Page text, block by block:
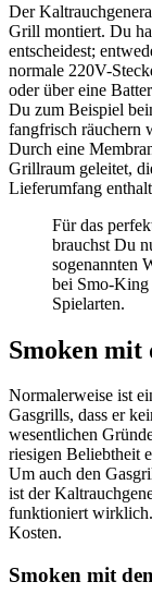
Der
Grill montiert. Du
entscheidest;
normale 220V-
oder über eine
Du zum Beispiel
fangfrisch räuchern
Durch eine
Grillraum geleitet,
Lieferumfang
Für das
brauchst Du
sogenannten
bei Smo-King
Spielarten.
Smoken mit
Normalerweise ist
Gasgrills, dass er
wesentlichen
riesigen Beliebtheit
Um auch den
ist der
funktioniert
Kosten.
Smoken mit